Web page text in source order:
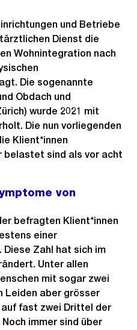
und Betriebe
Dienst die
Wohnintegration nach
Die sogenannte
Obdach und
wurde 2021 mit
Die nun vorliegenden
Klient*innen
belastet sind als vor acht
von
befragten Klient*innen
einer
Zahl hat sich im
Unter allen
mit sogar zwei
Leiden aber grösser
fast zwei Drittel der
immer sind über